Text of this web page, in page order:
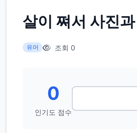
살이 쪄서 사진
유머 조회 0
0
인기도 점수